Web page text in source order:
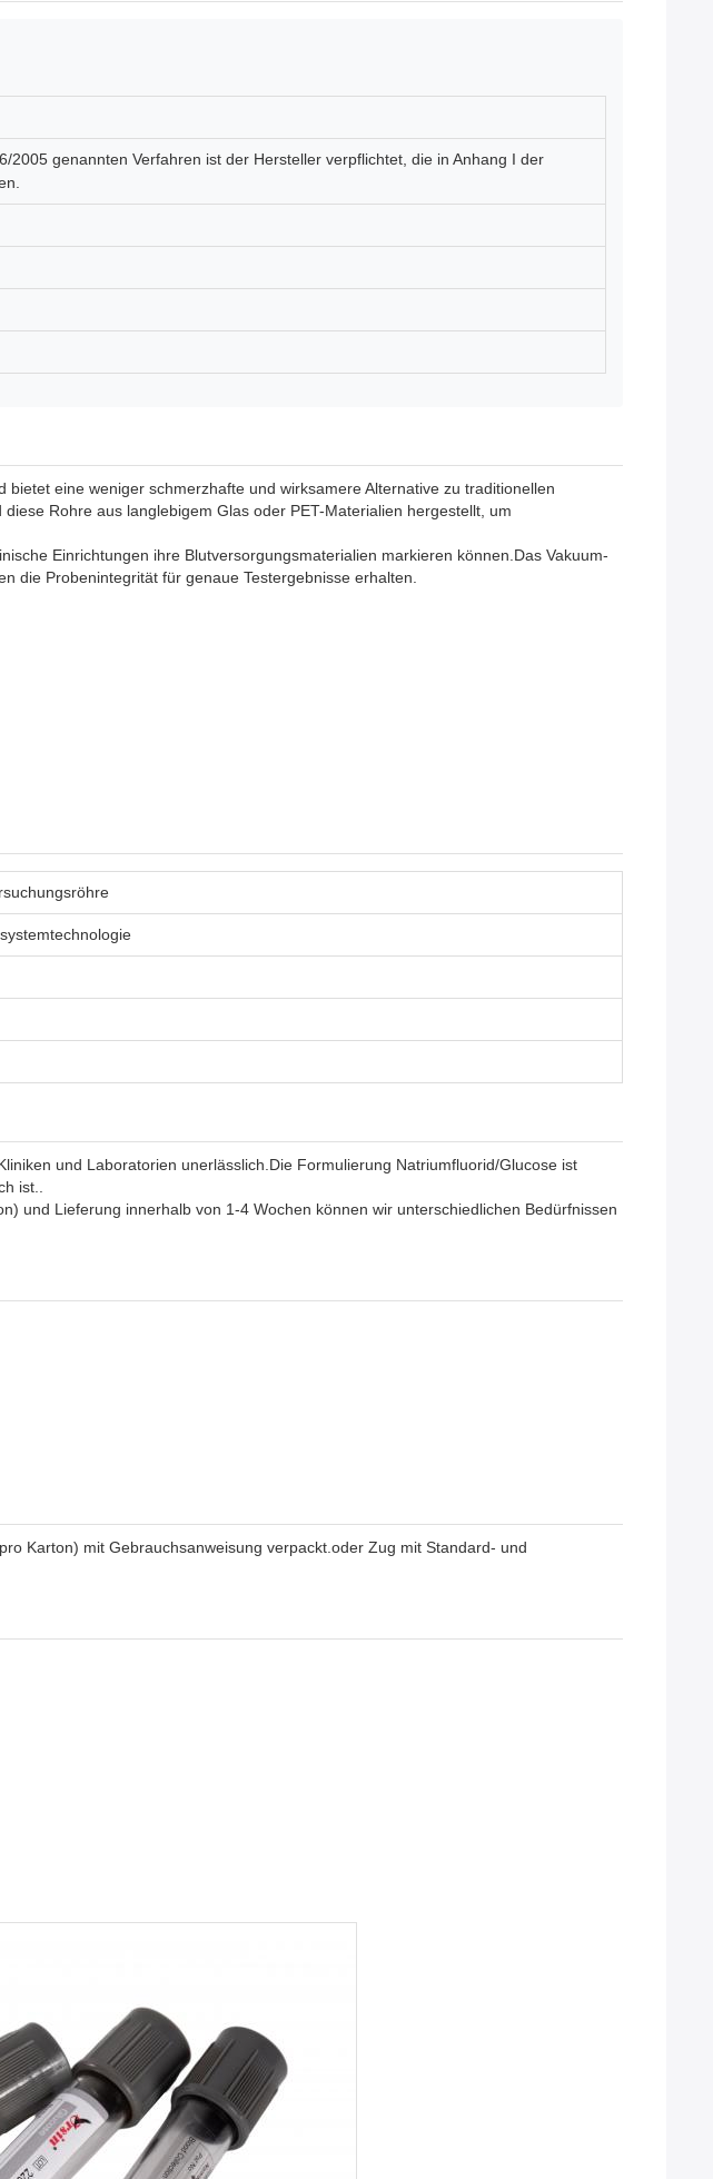
2005 genannten Verfahren ist der Hersteller verpflichtet, die in Anhang I der
eine weniger schmerzhafte und wirksamere Alternative zu traditionellen
Rohre aus langlebigem Glas oder PET-Materialien hergestellt, um
Einrichtungen ihre Blutversorgungsmaterialien markieren können.Das Vakuum-
die Probenintegrität für genaue Testergebnisse erhalten.
und Laboratorien unerlässlich.Die Formulierung Natriumfluorid/Glucose ist
ist..
und Lieferung innerhalb von 1-4 Wochen können wir unterschiedlichen Bedürfnissen
Karton) mit Gebrauchsanweisung verpackt.oder Zug mit Standard- und